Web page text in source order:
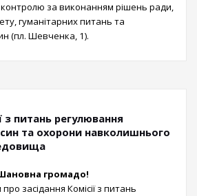
контролю за виконанням рішень ради,
гуманітарних питань та
(пл. Шевченка, 1).
з питань регулювання
та охорони навколишнього
громадо!
засідання Комісії з питань